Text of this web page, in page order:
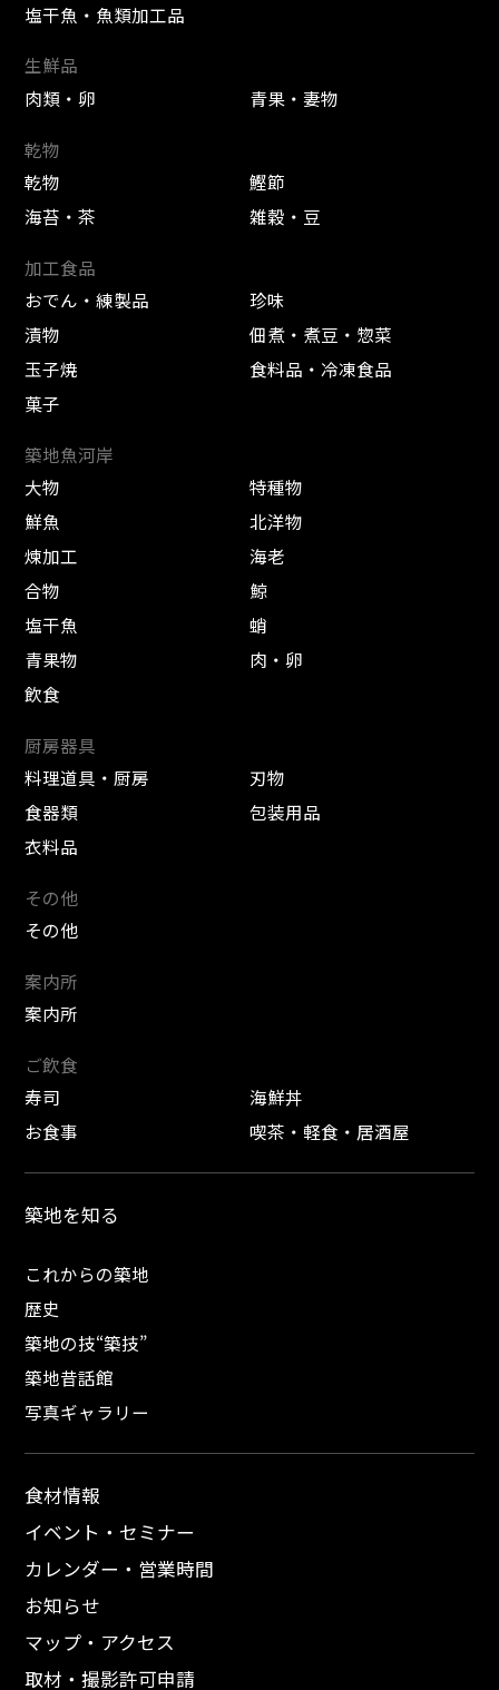
塩干魚・魚類加工品
生鮮品
肉類・卵
青果・妻物
乾物
乾物
鰹節
海苔・茶
雑穀・豆
加工食品
おでん・練製品
珍味
漬物
佃煮・煮豆・惣菜
玉子焼
食料品・冷凍食品
菓子
築地魚河岸
大物
特種物
鮮魚
北洋物
煉加工
海老
合物
鯨
塩干魚
蛸
青果物
肉・卵
飲食
厨房器具
料理道具・厨房
刃物
食器類
包装用品
衣料品
その他
その他
案内所
案内所
ご飲食
寿司
海鮮丼
お食事
喫茶・軽食・居酒屋
築地を知る
これからの築地
歴史
築地の技“築技”
築地昔話館
写真ギャラリー
食材情報
イベント・セミナー
カレンダー・営業時間
お知らせ
マップ・アクセス
取材・撮影許可申請